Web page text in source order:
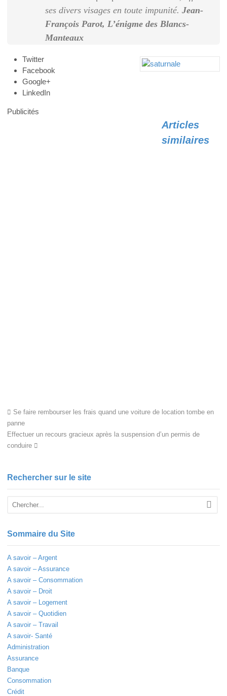
ses divers visages en toute impunité. Jean-
François Parot, L’énigme des Blancs-
Manteaux
Twitter
Facebook
Google+
LinkedIn
Publicités
Articles
similaires
Se faire rembourser les frais quand une voiture de location tombe en
panne
Effectuer un recours gracieux après la suspension d’un permis de
conduire
Rechercher sur le site
Sommaire du Site
A savoir – Argent
A savoir – Assurance
A savoir – Consommation
A savoir – Droit
A savoir – Logement
A savoir – Quotidien
A savoir – Travail
A savoir- Santé
Administration
Assurance
Banque
Consommation
Crédit